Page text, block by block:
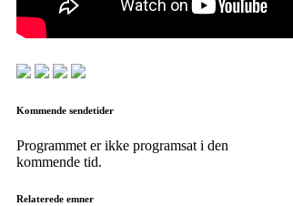
Kommende sendetider
Programmet er ikke programsat i den
kommende tid.
Relaterede emner